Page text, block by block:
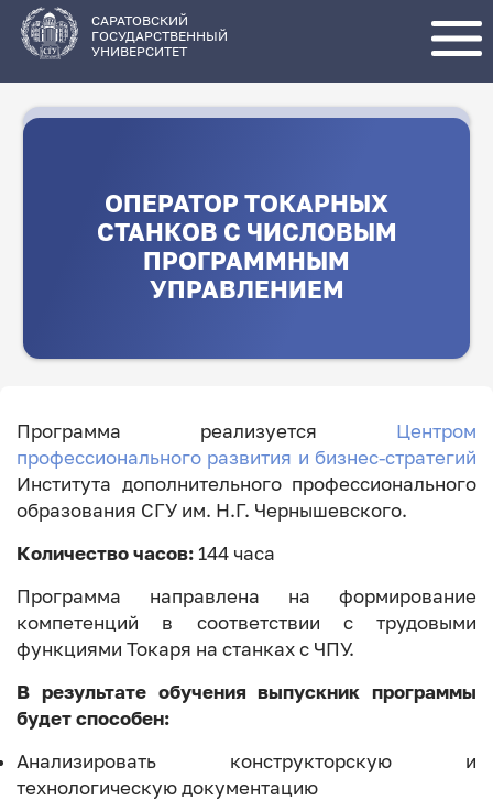
основному
содержанию
САРАТОВСКИЙ
ГОСУДАРСТВЕННЫЙ
УНИВЕРСИТЕТ
ОПЕРАТОР ТОКАРНЫХ
СТАНКОВ С ЧИСЛОВЫМ
ПРОГРАММНЫМ
УПРАВЛЕНИЕМ
Программа реализуется Центром
профессионального развития и бизнес-стратегий
Института дополнительного профессионального
образования СГУ им. Н.Г. Чернышевского.
Количество часов: 144 часа
Программа направлена на формирование
компетенций в соответствии с трудовыми
функциями Токаря на станках с ЧПУ.
В результате обучения выпускник программы
будет способен:
Анализировать конструкторскую и
технологическую документацию